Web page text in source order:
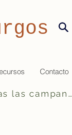
Contacto
Ficha de todas las campanas